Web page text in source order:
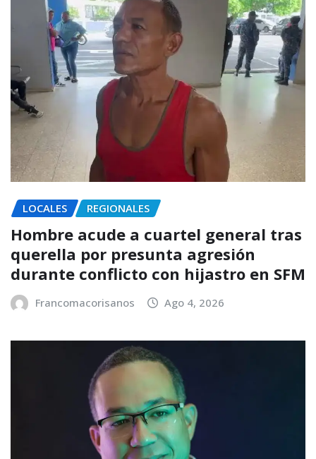
LOCALES REGIONALES
Hombre acude a cuartel general tras
querella por presunta agresión
durante conflicto con hijastro en SFM
Francomacorisanos Ago 4, 2026